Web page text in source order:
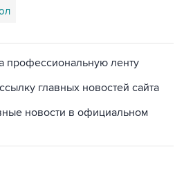
главных новостей сайта
новости в официальном